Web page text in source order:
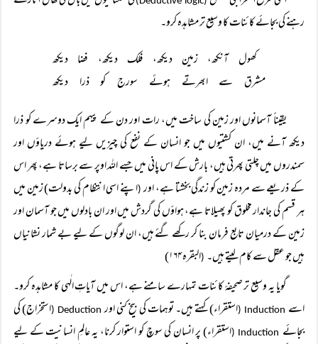
رہنے کی بجائے کائنات کا وسیع تر مشاہدہ کرو۔
کھول آنکھ، زمین دیکھ، فلک دیکھ، فضا دیکھ
مشرق سے ابھرتے ہوئے سورج کو ذرا دیکھ
یقیناً آسمانوں اور زمین کی ساخت میں، رات اور دن کے پیہم ایک دوسرے کو ذرا
دیکھ آنے میں، ان کشتیوں میں جو انسان کے نفع کی چیزیں لیے ہوئے دریاؤں اور
سمندروں میں چلتی پھرتی ہیں، بارش کے اس پانی میں جسے اللہ اوپر سے برساتا ہے، پھر اس
کے ذریعے سے مردہ زمین کو زندگی بخشتا ہے، اور(اپنے اسی انتظام کی بدولت) زمین میں
ہر قسم کی جاندار مخلوق کو پھیلاتا ہے، ہواؤں کی گردش میں اور ان بادلوں میں جو آسمان اور
زمین کے درمیان تابع فرمان بنا کر رکھے گئے ہیں، ان لوگوں کے لیے بے شمار نشانیاں
ہیں جو عقل سے کام لیتے ہیں۔ (البقرہ ۱۶۴)
گویا یہ وسیع تر صحیفۂ کائنات تمہارے سامنے ہے، اس میں آیاتِ الٰہی کا مشاہدہ کرو۔
اسے
استقراء) کہتے ہیں۔ توہمات کی بیخ کنی اورDeduction (
استخراج) کی
بجائے
استقراء) پر انسان کی سوچ کو استوار کرنا، یہ عالمِ انسانیت کے لیے